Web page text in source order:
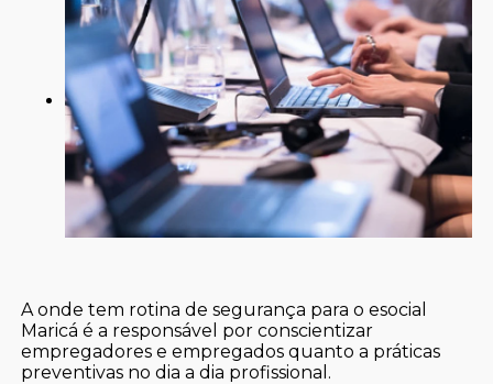
A onde tem rotina de segurança para o esocial
Maricá é a responsável por conscientizar
empregadores e empregados quanto a práticas
preventivas no dia a dia profissional.